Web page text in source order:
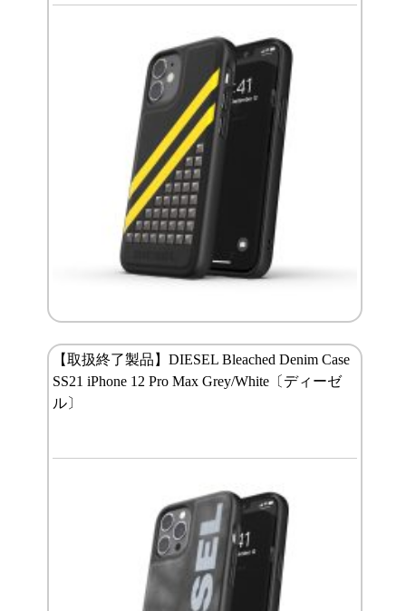
【取扱終了製品】DIESEL Bleached Denim Case
SS21 iPhone 12 Pro Max Grey/White〔ディーゼ
ル〕